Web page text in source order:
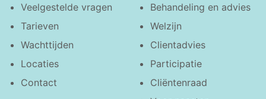
Veelgestelde vragen
Tarieven
Wachttijden
Locaties
Contact
Behandeling en advies
Welzijn
Clientadvies
Participatie
Cliëntenraad